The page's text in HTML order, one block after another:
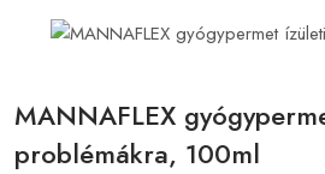
MANNAFLEX
problémákra, 100ml